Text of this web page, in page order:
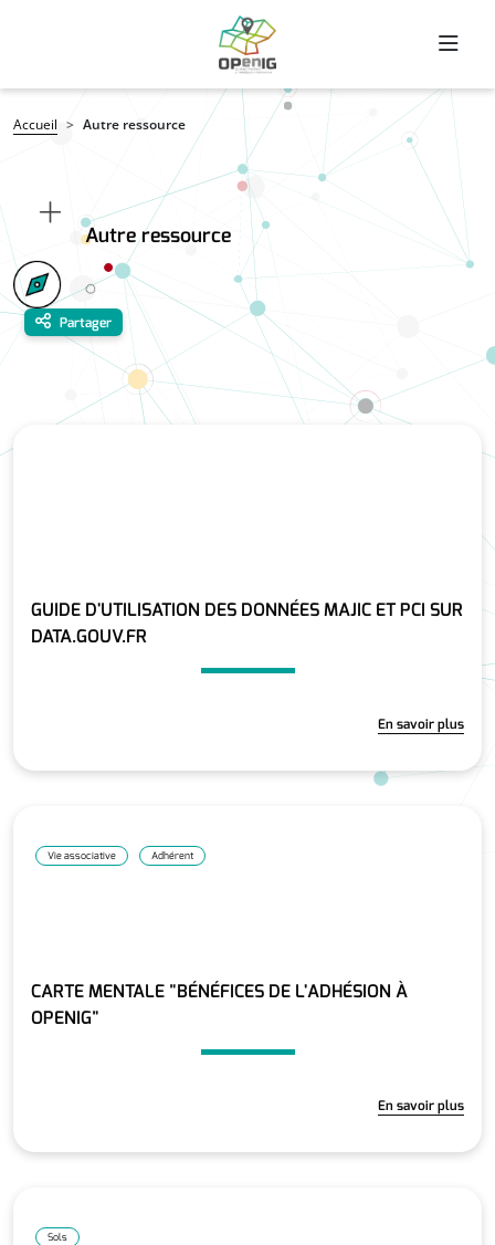
Fil d'Ariane
Accueil Autre ressource
Autre ressource
Partager
GUIDE D'UTILISATION DES DONNÉES MAJIC ET PCI SUR
DATA.GOUV.FR
En savoir plus
Vie associative Adhérent
CARTE MENTALE "BÉNÉFICES DE L'ADHÉSION À
OPENIG"
En savoir plus
Sols